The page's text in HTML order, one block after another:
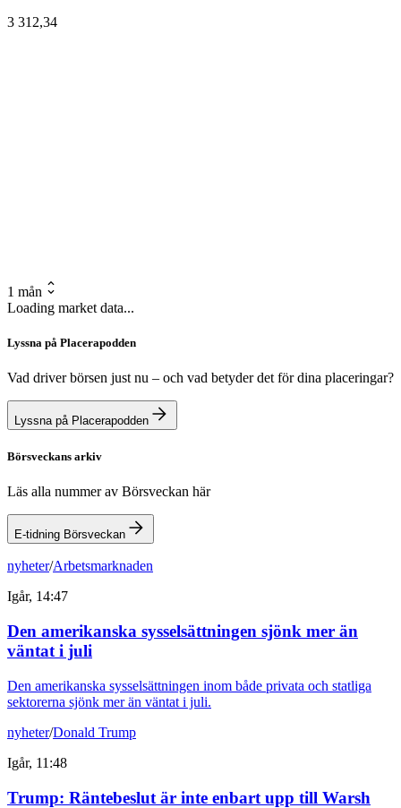
3 312,34
1 mån
Loading market data...
Lyssna på Placerapodden
Vad driver börsen just nu – och vad betyder det för dina placeringar?
Lyssna på Placerapodden
Börsveckans arkiv
Läs alla nummer av Börsveckan här
E-tidning Börsveckan
nyheter/Arbetsmarknaden
Igår, 14:47
Den amerikanska sysselsättningen sjönk mer än
väntat i juli
Den amerikanska sysselsättningen inom både privata och statliga
sektorerna sjönk mer än väntat i juli.
nyheter/Donald Trump
Igår, 11:48
Trump: Räntebeslut är inte enbart upp till Warsh